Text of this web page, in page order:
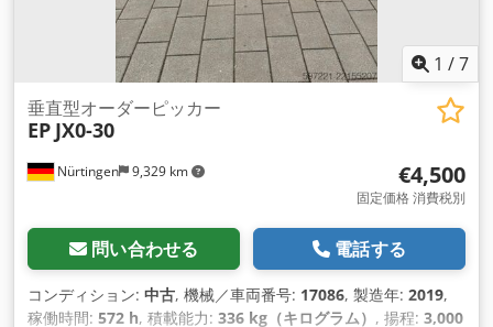
1 /7
Nürtingen 9,329 km
垂直型オーダーピッカー
EP JX0-30
€4,500
固定価格 消費税別
問い合わせる 電話する
コンディション: 中古, 機械／車両番号: 17086, 製造年: 2019,
稼働時間: 572 h, 積載能力: 336 kg（キログラム） , 揚程: 3,000